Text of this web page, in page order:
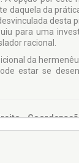
daquela da
para uma
racional.
da
estar se
-
atra­vessa um
teórica e o
no contexto